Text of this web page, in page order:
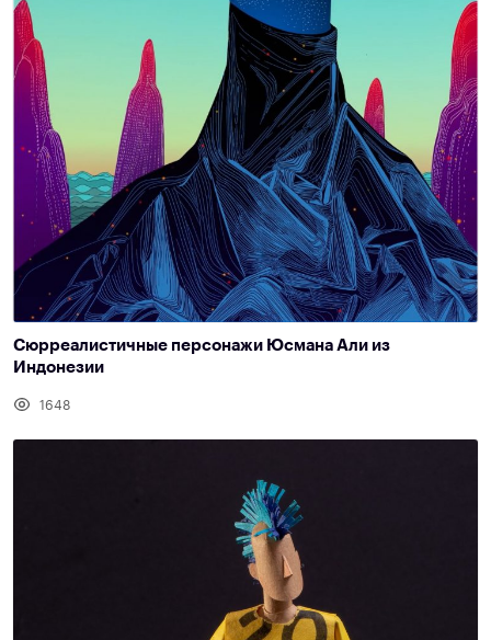
Сюрреалистичные персонажи Юсмана Али из
Индонезии
1648